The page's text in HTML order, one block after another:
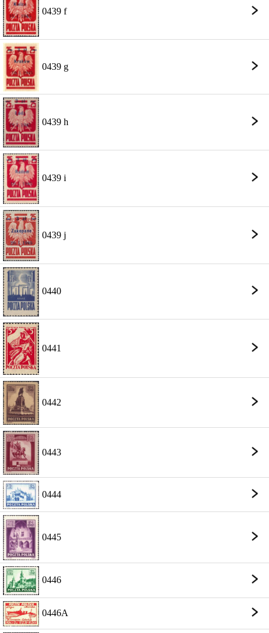
0439 f
0439 g
0439 h
0439 i
0439 j
0440
0441
0442
0443
0444
0445
0446
0446A